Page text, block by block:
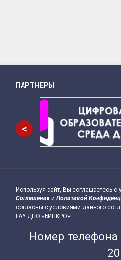
Снизу
ПАРТНЕРЫ
<
Подвал сайта → влево
Используя сайт, Вы соглашаетесь с
Соглашения и Политикой
согласны с условиями данного
ГАУ ДПО «БИПКРО»!
Номер телефона
20